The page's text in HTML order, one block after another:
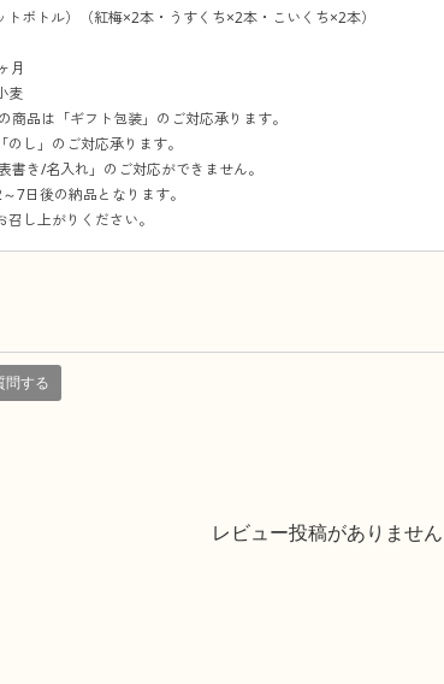
ボトル）（紅梅×2本・うすくち×2本・こいくち×2本）
月
麦
品は「ギフト包装」のご対応承ります。
応承ります。
のご対応ができません。
7日後の納品となります。
し上がりください。
問する
レビュー投稿がありませ